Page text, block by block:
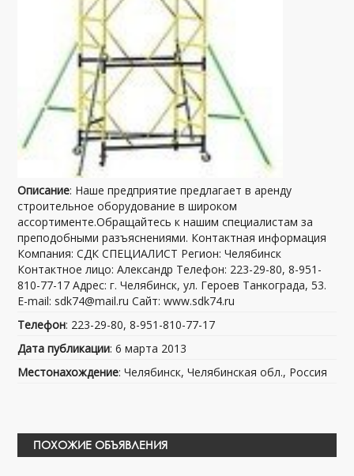
Описание: Наше предприятие предлагает в аренду
строительное оборудование в широком
ассортименте.Обращайтесь к нашим специалистам за
преподобными разъяснениями. Контактная информация
Компания: СДК СПЕЦИАЛИСТ Регион: Челябинск
Контактное лицо: Александр Телефон: 223-29-80, 8-951-
810-77-17 Адрес: г. Челябинск, ул. Героев Танкограда, 53.
E-mail: sdk74@mail.ru Сайт: www.sdk74.ru
Телефон: 223-29-80, 8-951-810-77-17
Дата публикации: 6 марта 2013
Местонахождение: Челябинск, Челябинская обл., Россия
ПОХОЖИЕ ОБЪЯВЛЕНИЯ